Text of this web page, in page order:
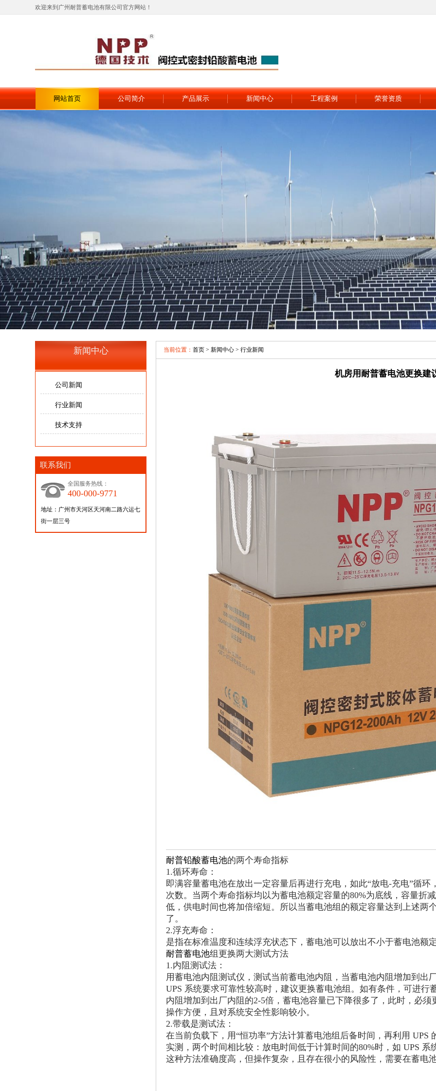
欢迎来到广州耐普蓄电池有限公司官方网站！
网站首页 公司简介 产品展示 新闻中心 工程案例 荣誉资质
新闻中心
公司新闻
行业新闻
技术支持
联系我们
全国服务热线：
400-000-9771
地址：广州市天河区天河南二路六运七
街一层三号
当前位置： 首页 > 新闻中心 > 行业新闻
机房用耐普蓄电池更换建
耐普铅酸蓄电池的两个寿命指标
1.循环寿命：
即满容量蓄电池在放出一定容量后再进行充电，如此“放电-充电”循
次数。当两个寿命指标均以为蓄电池额定容量的80%为底线，容量折
低，供电时间也将加倍缩短。所以当蓄电池组的额定容量达到上述两
了。
2.浮充寿命：
是指在标准温度和连续浮充状态下，蓄电池可以放出不小于蓄电池额
耐普蓄电池组更换两大测试方法
1.内阻测试法：
用蓄电池内阻测试仪，测试当前蓄电池内阻，当蓄电池内阻增加到出
UPS 系统要求可靠性较高时，建议更换蓄电池组。如有条件，可进行
内阻增加到出厂内阻的2-5倍，蓄电池容量已下降很多了，此时，必
操作方便，且对系统安全性影响较小。
2.带载是测试法：
在当前负载下，用“恒功率”方法计算蓄电池组后备时间，再利用
实测，两个时间相比较：放电时间低于计算时间的80%时，如 UPS
这种方法准确度高，但操作复杂，且存在很小的风险性，需要在蓄电